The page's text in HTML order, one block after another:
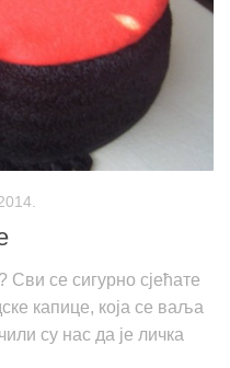
Сви се сигурно сјећате
капице, која се ваља
су нас да је личка